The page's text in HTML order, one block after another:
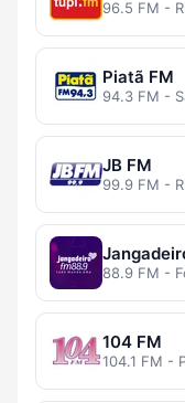
96.5 FM -
Piatã FM
94.3 FM -
JB FM
99.9 FM -
88.9 FM -
104 FM
104.1 FM -